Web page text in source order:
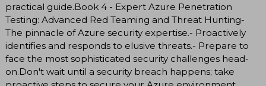
practical guide.Book 4 - Expert Azure Penetration
Testing: Advanced Red Teaming and Threat Hunting-
The pinnacle of Azure security expertise.- Proactively
identifies and responds to elusive threats.- Prepare to
face the most sophisticated security challenges head-
on.Don't wait until a security breach happens; take